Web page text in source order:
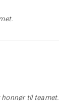
honnør til teamet.